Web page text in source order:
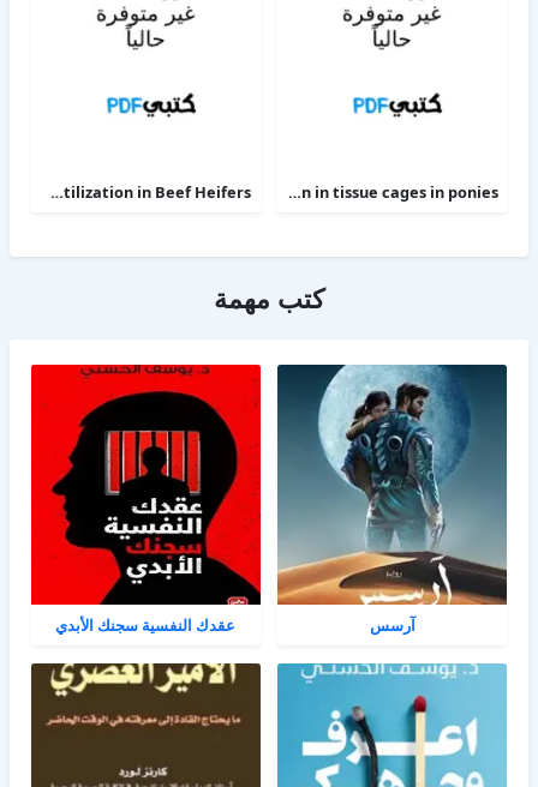
Clinical efficacy of intravenous administration of marbofloxacin in a Staphylococcus aureus infection in tissue cages in ponies
Phosphorus Deficiency Metabolism and Food Utilization in Beef Heifers
كتب مهمة
آرسس عقدك النفسية سجنك الأبدي